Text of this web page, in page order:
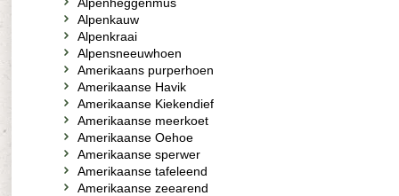
Alpenkauw
Alpenkraai
Alpensneeuwhoen
Amerikaans purperhoen
Amerikaanse Havik
Amerikaanse Kiekendief
Amerikaanse meerkoet
Amerikaanse Oehoe
Amerikaanse sperwer
Amerikaanse tafeleend
Amerikaanse zeearend